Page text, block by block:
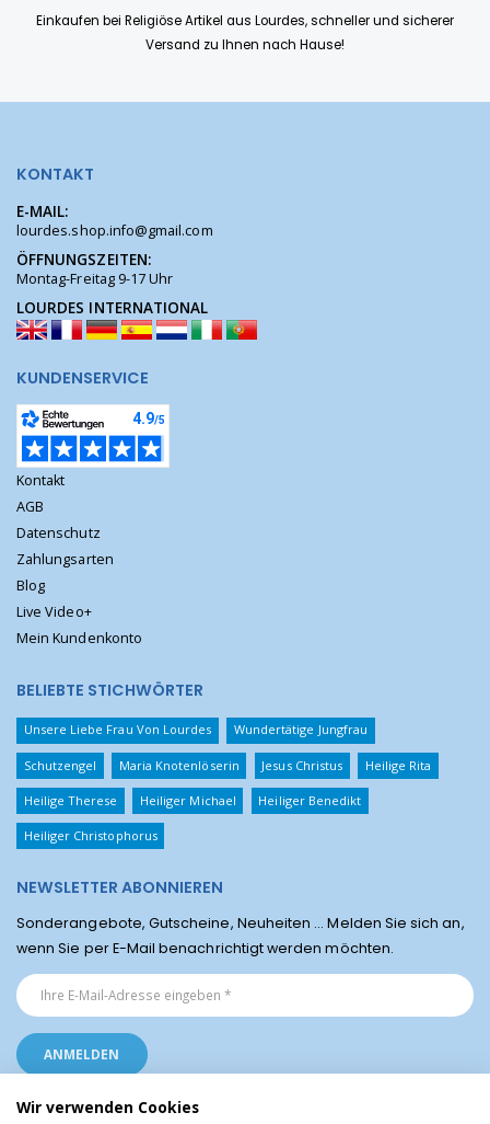
Einkaufen bei Religiöse Artikel aus Lourdes, schneller und sicherer
Versand zu Ihnen nach Hause!
KONTAKT
E-MAIL:
lourdes.shop.info@gmail.com
ÖFFNUNGSZEITEN:
Montag-Freitag 9-17 Uhr
LOURDES INTERNATIONAL
KUNDENSERVICE
Kontakt
AGB
Datenschutz
Zahlungsarten
Blog
Live Video+
Mein Kundenkonto
BELIEBTE STICHWÖRTER
Unsere Liebe Frau Von Lourdes Wundertätige Jungfrau
Schutzengel Maria Knotenlöserin Jesus Christus Heilige Rita
Heilige Therese Heiliger Michael Heiliger Benedikt
Heiliger Christophorus
NEWSLETTER ABONNIEREN
Sonderangebote, Gutscheine, Neuheiten ... Melden Sie sich an,
wenn Sie per E-Mail benachrichtigt werden möchten.
Wir verwenden Cookies